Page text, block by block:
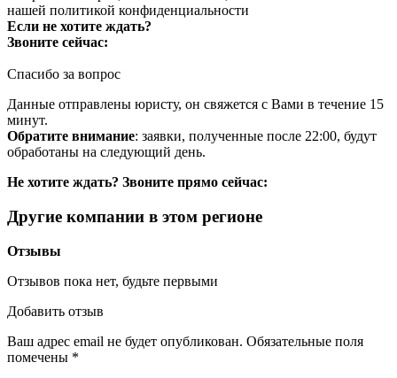
нашей политикой конфиденциальности
Если не хотите ждать?
Звоните сейчас:
Спасибо за вопрос
Данные отправлены юристу, он свяжется с Вами в течение 15
минут.
Обратите внимание: заявки, полученные после 22:00, будут
обработаны на следующий день.
Не хотите ждать? Звоните прямо сейчас:
Другие компании в этом регионе
Отзывы
Отзывов пока нет, будьте первыми
Добавить отзыв
Ваш адрес email не будет опубликован. Обязательные поля
помечены *